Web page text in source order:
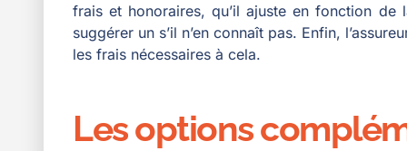
frais et honoraires, qu’il ajuste en fonction de
suggérer un s’il n’en connaît pas. Enfin,
les frais nécessaires à cela.
Les options